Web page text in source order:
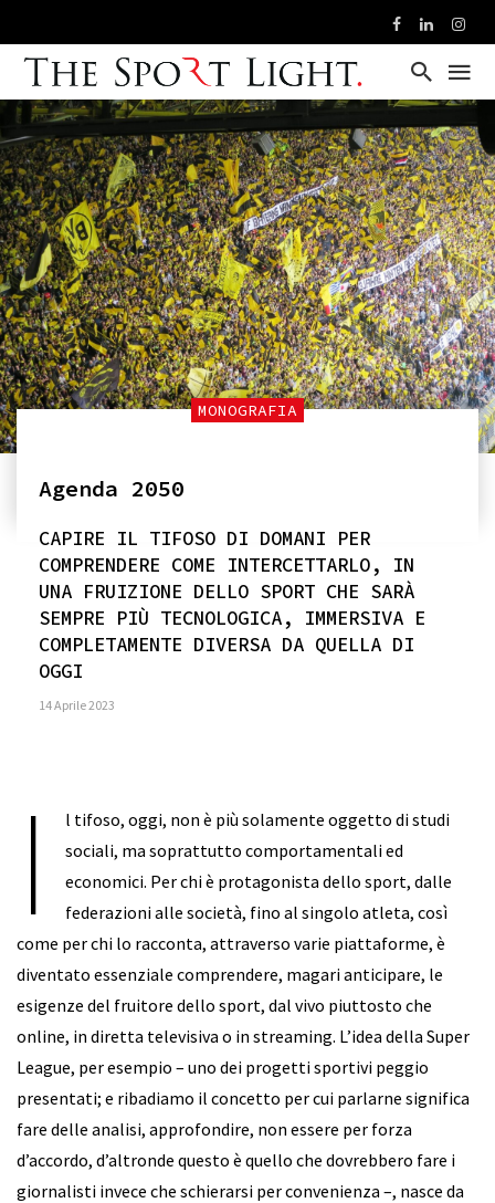
MONOGRAFIA
Agenda 2050
CAPIRE IL TIFOSO DI DOMANI PER
COMPRENDERE COME INTERCETTARLO, IN
UNA FRUIZIONE DELLO SPORT CHE SARÀ
SEMPRE PIÙ TECNOLOGICA, IMMERSIVA E
COMPLETAMENTE DIVERSA DA QUELLA DI
OGGI
14 Aprile 2023
I
l tifoso, oggi, non è più solamente oggetto di studi
sociali, ma soprattutto comportamentali ed
economici. Per chi è protagonista dello sport, dalle
federazioni alle società, fino al singolo atleta, così
come per chi lo racconta, attraverso varie piattaforme, è
diventato essenziale comprendere, magari anticipare, le
esigenze del fruitore dello sport, dal vivo piuttosto che
online, in diretta televisiva o in streaming. L’idea della Super
League, per esempio – uno dei progetti sportivi peggio
presentati; e ribadiamo il concetto per cui parlarne significa
fare delle analisi, approfondire, non essere per forza
d’accordo, d’altronde questo è quello che dovrebbero fare i
giornalisti invece che schierarsi per convenienza –, nasce da